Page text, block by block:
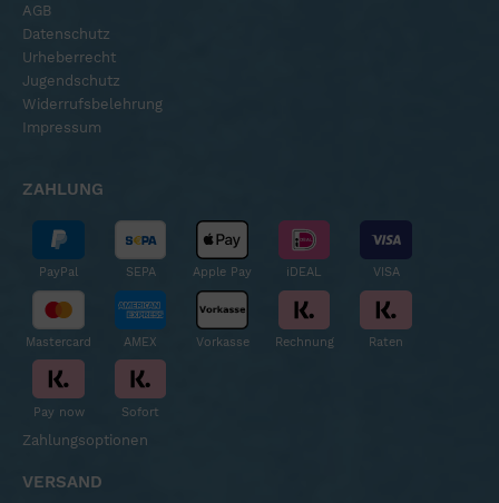
AGB
Datenschutz
Urheberrecht
Jugendschutz
Widerrufsbelehrung
Impressum
ZAHLUNG
PayPal SEPA Apple Pay iDEAL VISA
Mastercard AMEX Vorkasse Rechnung Raten
Pay now Sofort
Zahlungsoptionen
VERSAND